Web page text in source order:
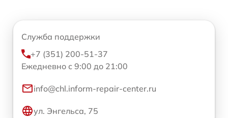
Служба поддержки
+7 (351) 200-51-37
Ежедневно с 9:00 до 21:00
info@chl.inform-repair-center.ru
ул. Энгельса, 75